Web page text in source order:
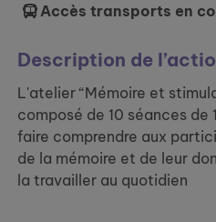
Accès transports en
Description de
L'atelier “Mémoire et
composé de 10 séances
faire comprendre aux
de la mémoire et de leur
la travailler au quotidien